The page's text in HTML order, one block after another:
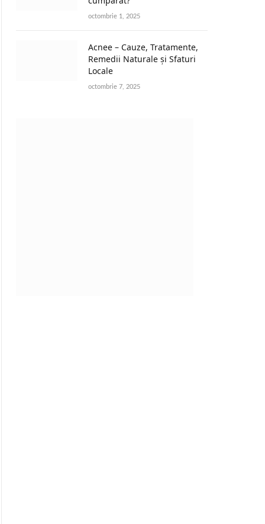
octombrie 1, 2025
Acnee – Cauze, Tratamente,
Remedii Naturale și Sfaturi
Locale
octombrie 7, 2025